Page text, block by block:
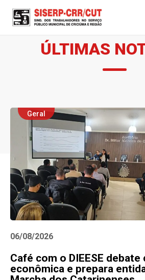
ÚLTIMAS
Geral
06/08/2026
Café com o DIEESE
econômica e prepara